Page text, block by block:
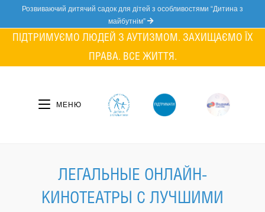
content
Розвиваючий дитячий садок для дітей з особливостями “Дитина з
майбутнім”
ПІДТРИМУЄМО ЛЮДЕЙ З АУТИЗМОМ. ЗАХИЩАЄМО ЇХ
ПРАВА. ВСЕ ЖИТТЯ.
МЕНЮ
ЛЕГАЛЬНЫЕ ОНЛАЙН-
КИНОТЕАТРЫ С ЛУЧШИМИ